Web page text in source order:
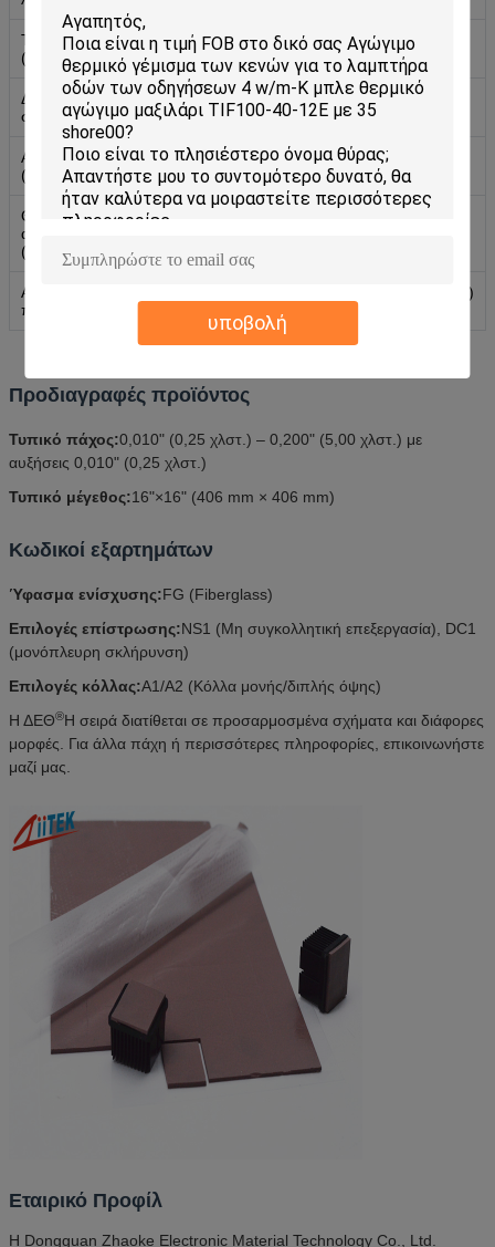
υποβολή
Τάση βλάβης
(V/mm)
≥ 5500 ASTM D149
Διηλεκτρική
σταθερά @1Mhz
5.5 ASTM D150
Αντίσταση όγκου
(Ωμόμετρο)
≥1,0×10¹² ASTM D257
Θερμική
αγωγιμότητα
(W/mK)
Αξιολόγηση
πυρκαγιάς
UL 94 (E331100)
Προδιαγραφές προϊόντος
Τυπικό πάχος:0,010" (0,25 χλστ.) – 0,200" (5,00 χλστ.) με
αυξήσεις 0,010" (0,25 χλστ.)
Τυπικό μέγεθος:16"×16" (406 mm × 406 mm)
Κωδικοί εξαρτημάτων
Ύφασμα ενίσχυσης:FG (Fiberglass)
Επιλογές επίστρωσης:NS1 (Μη συγκολλητική επεξεργασία), DC1
(μονόπλευρη σκλήρυνση)
Επιλογές κόλλας:A1/A2 (Κόλλα μονής/διπλής όψης)
Η ΔΕΘ®Η σειρά διατίθεται σε προσαρμοσμένα σχήματα και διάφορες
μορφές. Για άλλα πάχη ή περισσότερες πληροφορίες, επικοινωνήστε
μαζί μας.
Εταιρικό Προφίλ
Η Dongguan Zhaoke Electronic Material Technology Co., Ltd.